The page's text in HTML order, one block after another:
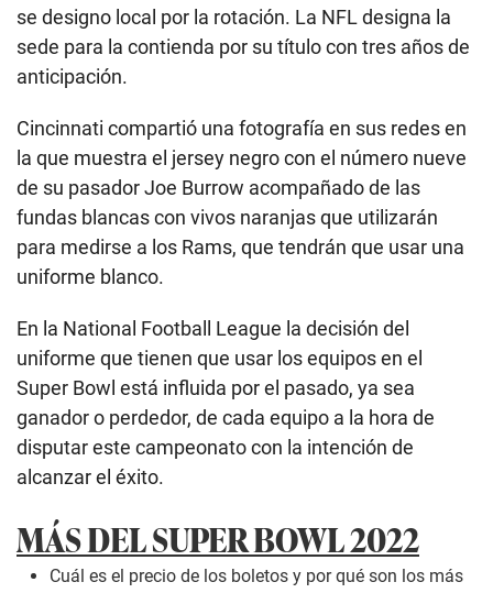
se designo local por la rotación. La NFL designa la
sede para la contienda por su título con tres años de
anticipación.
Cincinnati compartió una fotografía en sus redes en
la que muestra el jersey negro con el número nueve
de su pasador Joe Burrow acompañado de las
fundas blancas con vivos naranjas que utilizarán
para medirse a los Rams, que tendrán que usar una
uniforme blanco.
En la National Football League la decisión del
uniforme que tienen que usar los equipos en el
Super Bowl está influida por el pasado, ya sea
ganador o perdedor, de cada equipo a la hora de
disputar este campeonato con la intención de
alcanzar el éxito.
MÁS DEL SUPER BOWL 2022
Cuál es el precio de los boletos y por qué son los más